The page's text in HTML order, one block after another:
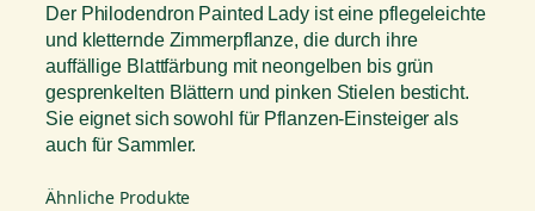
Der Philodendron Painted Lady ist eine pflegeleichte
und kletternde Zimmerpflanze, die durch ihre
auffällige Blattfärbung mit neongelben bis grün
gesprenkelten Blättern und pinken Stielen besticht.
Sie eignet sich sowohl für Pflanzen-Einsteiger als
auch für Sammler.
Ähnliche Produkte